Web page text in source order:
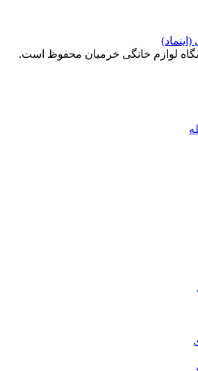
لوازم خانگی خرمیان محفوظ است.